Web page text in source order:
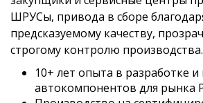
ШРУСы, привода в сборе
предсказуемому качеству,
строгому контролю производства.
10+ лет опыта в разработке и
автокомпонентов для рынка